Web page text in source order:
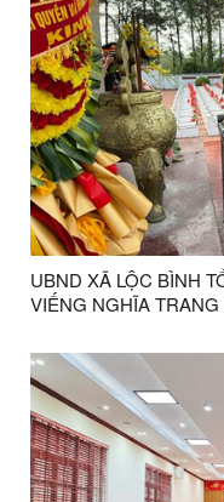
UBND XÃ LỘC BÌNH
VIẾNG NGHĨA